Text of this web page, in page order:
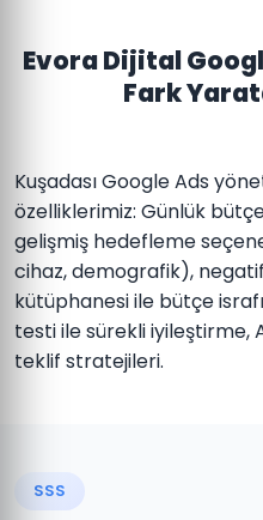
Evora Dijital
Fark
Kuşadası Google Ads
özelliklerimiz: Günlük
gelişmiş hedefleme
cihaz, demografik),
kütüphanesi ile bütçe
testi ile sürekli iyileştirme,
teklif stratejileri.
SSS